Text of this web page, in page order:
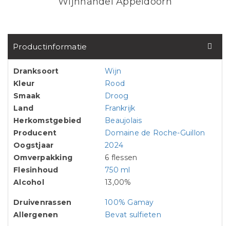
Productinformatie
Dranksoort
Wijn
Kleur
Rood
Smaak
Droog
Land
Frankrijk
Herkomstgebied
Beaujolais
Producent
Domaine de Roche-Guillon
Oogstjaar
2024
Omverpakking
6 flessen
Flesinhoud
750 ml
Alcohol
13,00%
Druivenrassen
100% Gamay
Allergenen
Bevat sulfieten